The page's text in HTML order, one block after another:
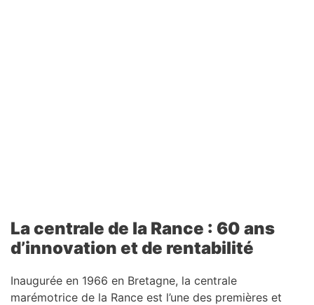
La centrale de la Rance : 60 ans
d’innovation et de rentabilité
Inaugurée en 1966 en Bretagne, la centrale
marémotrice de la Rance est l’une des premières et